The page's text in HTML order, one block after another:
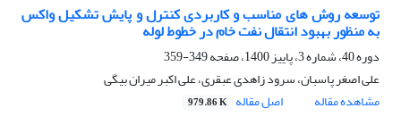
توسعه روش های مناسب و کاربردی کنترل و پایش تشکیل واکس
به منظور بهبود انتقال نفت خام در خطوط لوله
دوره 40، شماره 3، پاییز 1400، صفحه
349-359
علی اصغر پاسبان، سرود زاهدی عبقری، علی اکبر میران بیگی
مشاهده مقاله
اصل مقاله 979.86 K